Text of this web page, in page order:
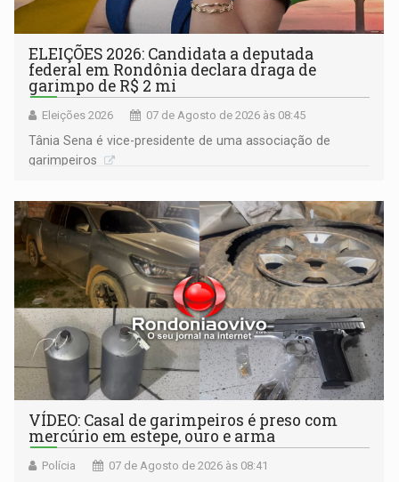
ELEIÇÕES 2026: Candidata a deputada
federal em Rondônia declara draga de
garimpo de R$ 2 mi
Eleições 2026 07 de Agosto de 2026 às 08:45
Tânia Sena é vice-presidente de uma associação de
garimpeiros
VÍDEO: Casal de garimpeiros é preso com
mercúrio em estepe, ouro e arma
Polícia 07 de Agosto de 2026 às 08:41